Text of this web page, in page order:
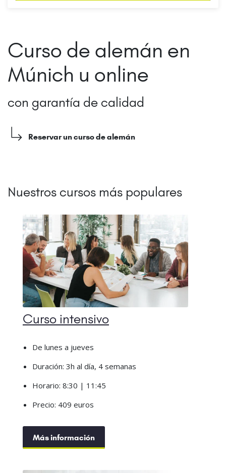
Curso de alemán en
Múnich u online
con garantía de calidad
Reservar un curso de alemán
Nuestros cursos más populares
Curso intensivo
De lunes a jueves
Duración: 3h al día, 4 semanas
Horario: 8:30 | 11:45
Precio: 409 euros
Más información